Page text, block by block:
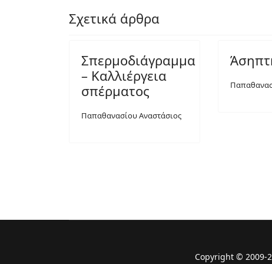
Σχετικά άρθρα
Σπερμοδιάγραμμα
– Καλλιέργεια
σπέρματος
Παπαθανασίου Αναστάσιος
Copyright © 2009-